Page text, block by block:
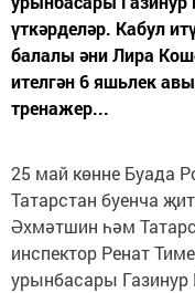
үткәрделәр. Кабул
балалы әни Лира
ителгән 6 яшьлек
тренажер...
25 май көнне Буада
Татарстан буенча
Әхмәтшин һәм
инспектор Ренат
урынбасары Газинур